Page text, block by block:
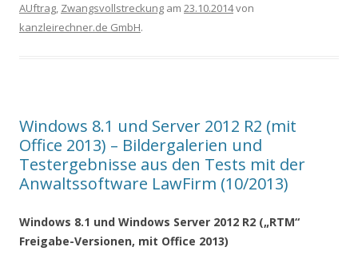
AUftrag, Zwangsvollstreckung am 23.10.2014von
kanzleirechner.de GmbH.
Windows 8.1 und Server 2012 R2 (mit
Office 2013) – Bildergalerien und
Testergebnisse aus den Tests mit der
Anwaltssoftware LawFirm (10/2013)
Windows 8.1 und Windows Server 2012 R2 („RTM“
Freigabe-Versionen, mit Office 2013)